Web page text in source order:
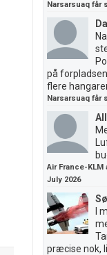
Narsarsuaq får
på
flere
Narsarsuaq får
Air France-
July 2026
I
præcise nok,